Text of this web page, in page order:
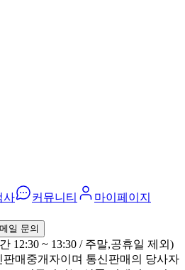
사 커뮤니티
마이페이지
일 문의
12:30 ~ 13:30 / 주말,공휴일 제외)
매중개자이며 통신판매의 당사자